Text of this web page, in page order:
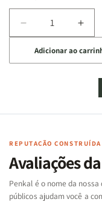
Diminuir
a
quantidade
de
Cartas
Famílias
Bíblia
-
Penkal
a
de
da
-
Adicionar ao
REPUTAÇÃO
Avaliações
Penkal é o nome da
públicos ajudam você a